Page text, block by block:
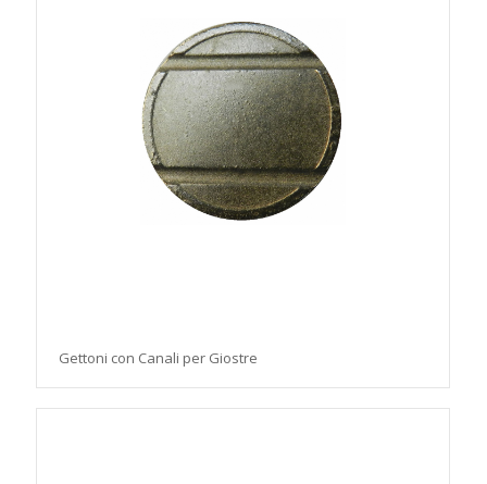
Gettoni con Canali per Giostre